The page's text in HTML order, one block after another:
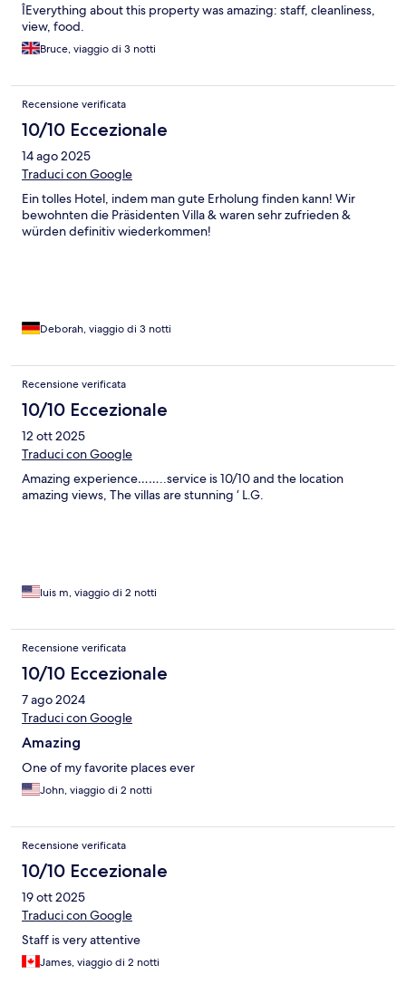
ÎEverything about this property was amazing: staff, cleanliness,
view, food.
Bruce, viaggio di 3 notti
Recensione verificata
10/10 Eccezionale
14 ago 2025
Traduci con Google
Ein tolles Hotel, indem man gute Erholung finden kann! Wir
bewohnten die Präsidenten Villa & waren sehr zufrieden &
würden definitiv wiederkommen!
Deborah, viaggio di 3 notti
Recensione verificata
10/10 Eccezionale
12 ott 2025
Traduci con Google
Amazing experience……..service is 10/10 and the location
amazing views, The villas are stunning ‘ L.G.
luis m, viaggio di 2 notti
Recensione verificata
10/10 Eccezionale
7 ago 2024
Traduci con Google
Amazing
One of my favorite places ever
John, viaggio di 2 notti
Recensione verificata
10/10 Eccezionale
19 ott 2025
Traduci con Google
Staff is very attentive
James, viaggio di 2 notti